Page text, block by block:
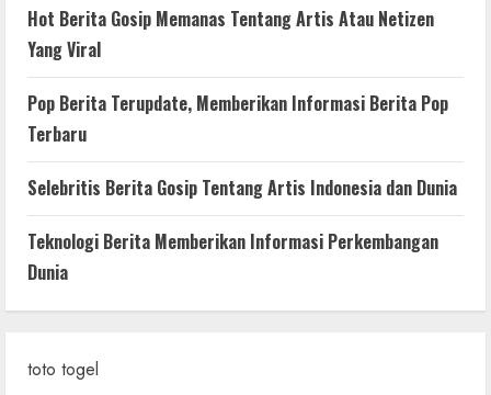
Hot Berita Gosip Memanas Tentang Artis Atau Netizen
Yang Viral
Pop Berita Terupdate, Memberikan Informasi Berita Pop
Terbaru
Selebritis Berita Gosip Tentang Artis Indonesia dan Dunia
Teknologi Berita Memberikan Informasi Perkembangan
Dunia
toto togel